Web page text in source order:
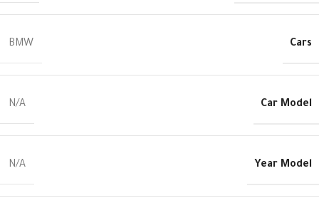
Cars
BMW
Car Model
N/A
Year Model
N/A